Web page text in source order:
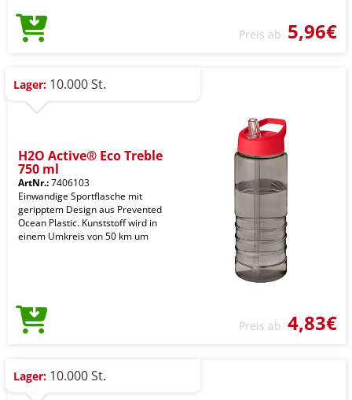
Preis ab 5,96€
Lager: 10.000 St.
H2O Active® Eco Treble
750 ml
ArtNr.:7406103
Einwandige Sportflasche mit
geripptem Design aus Prevented
Ocean Plastic. Kunststoff wird in
einem Umkreis von 50 km um
Preis ab 4,83€
Lager: 10.000 St.